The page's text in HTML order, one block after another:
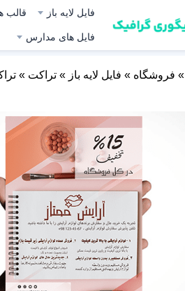
فایل لایه باز قالب
فایل های مدارس
» فروشگاه » فایل لایه باز » تراکت »